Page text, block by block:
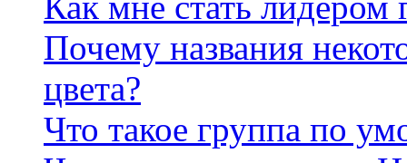
Почему названия
цвета?
Что такое группа по